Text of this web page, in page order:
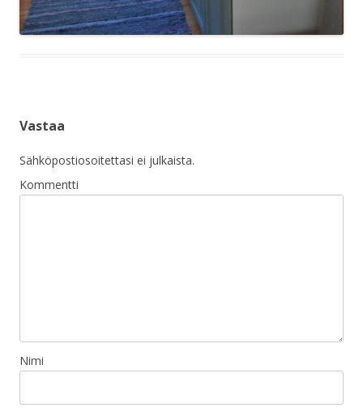
Vastaa
Sähköpostiosoitettasi ei julkaista.
Kommentti
Nimi